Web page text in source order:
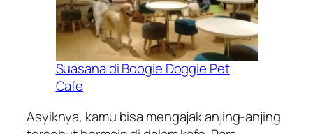
Suasana di Boogie Doggie Pet
Cafe
Asyiknya, kamu bisa mengajak anjing-anjing